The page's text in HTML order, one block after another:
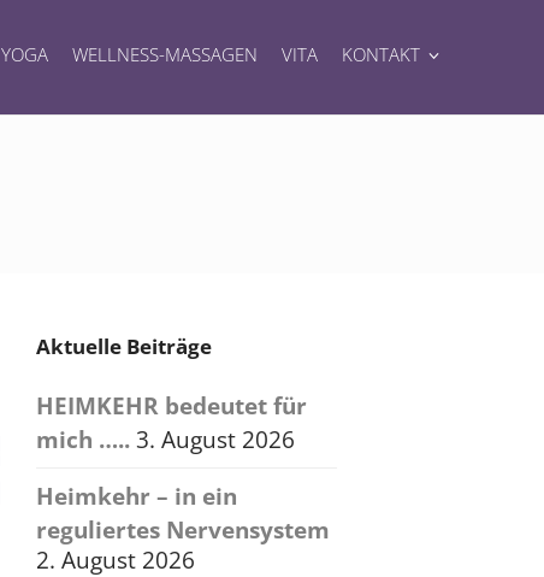
YOGA WELLNESS-MASSAGEN VITA KONTAKT
Aktuelle Beiträge
HEIMKEHR bedeutet für
mich …..3. August 2026
Heimkehr – in ein
reguliertes Nervensystem
2. August 2026